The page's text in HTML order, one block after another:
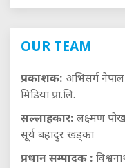
OUR TEAM
प्रकाशक: अभिसर्ग नेपाल
मिडिया प्रा.लि.
सल्लाहकार: लक्ष्मण
सूर्य बहादुर खड्का
प्रधान सम्पादक :